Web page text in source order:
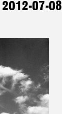
2012-07-08